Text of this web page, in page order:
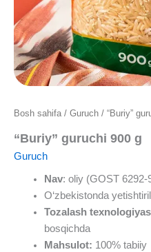
Bosh sahifa / Guruch / “Buriy”
“Buriy” guruchi 900 g
Guruch
Nav: oliy (GOST 6292-
O‘zbekistonda
Tozalash
bosqichda
Mahsulot: 100% tabiiy